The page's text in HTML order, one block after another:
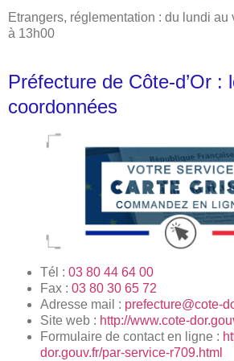
Etrangers, réglementation : du lundi
à 13h00
Préfecture de Côte-d’Or :
coordonnées
Tél : 03 80 44 64 00
Fax : 03 80 30 65 72
Adresse mail : prefecture@cote-
Site web : http://www.cote-
Formulaire de contact en ligne :
dor.gouv.fr/par-service-r709.html